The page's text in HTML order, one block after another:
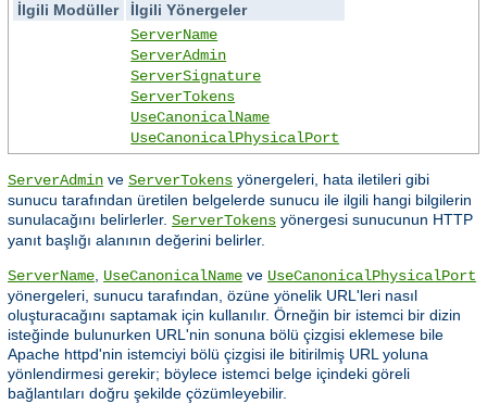
İlgili Modüller
İlgili Yönergeler
ServerName
ServerAdmin
ServerSignature
ServerTokens
UseCanonicalName
UseCanonicalPhysicalPort
ServerAdmin ve ServerTokens yönergeleri, hata iletileri gibi
sunucu tarafından üretilen belgelerde sunucu ile ilgili hangi bilgilerin
sunulacağını belirlerler. ServerTokens yönergesi sunucunun HTTP
yanıt başlığı alanının değerini belirler.
ServerName UseCanonicalName ve UseCanonicalPhysicalPort
yönergeleri, sunucu tarafından, özüne yönelik URL'leri nasıl
oluşturacağını saptamak için kullanılır. Örneğin bir istemci bir dizin
isteğinde bulunurken URL'nin sonuna bölü çizgisi eklemese bile
Apache httpd'nin istemciyi bölü çizgisi ile bitirilmiş URL yoluna
yönlendirmesi gerekir; böylece istemci belge içindeki göreli
bağlantıları doğru şekilde çözümleyebilir.